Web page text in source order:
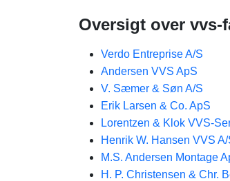
Oversigt over vvs-
Verdo Entreprise A/S
Andersen VVS ApS
V. Sæmer & Søn A/S
Erik Larsen & Co. ApS
Lorentzen & Klok VVS-
Henrik W. Hansen VVS A/
M.S. Andersen Montage
H. P. Christensen & Chr.